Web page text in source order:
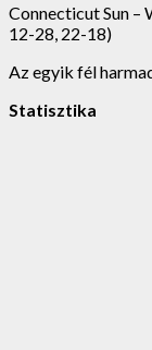
Connecticut Sun –
12-28, 22-18)
Az egyik fél
Statisztika